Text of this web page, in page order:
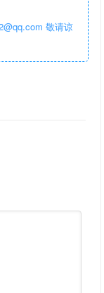
敬请谅